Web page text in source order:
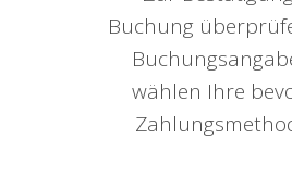
Buchung
wählen Ihre